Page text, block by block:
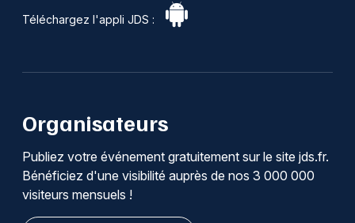
Téléchargez l'appli JDS :
Organisateurs
Publiez votre événement gratuitement sur le site jds.fr.
Bénéficiez d'une visibilité auprès de nos 3 000 000
visiteurs mensuels !